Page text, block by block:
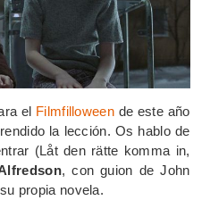
el Filmfilloweende este año
la lección. Os hablo de
(Låt den rätte komma in,
, con guion de John
propia novela.